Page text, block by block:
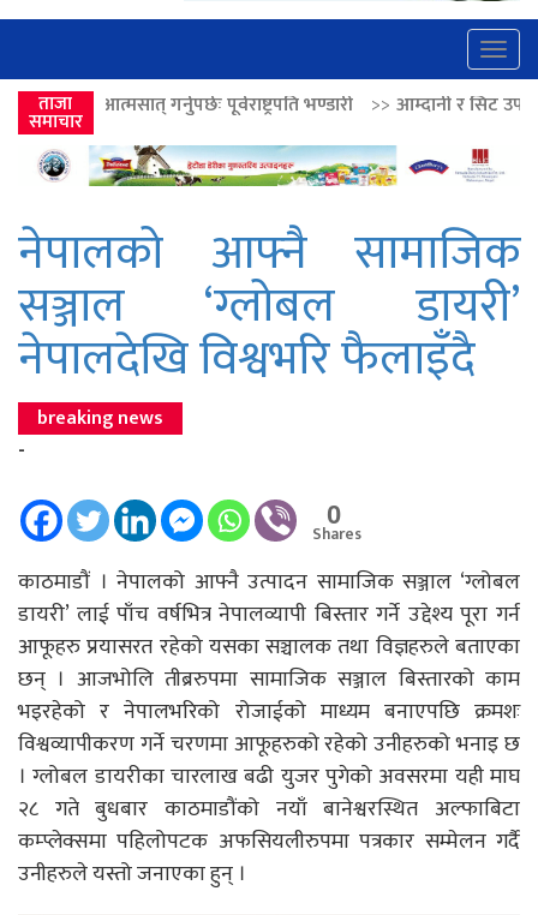
ताजा
समाचार
>> आम्दानी र सिट उपयोगितामा सुधार, निगमलाई आत्मनिर्भर बनाउने
नेपालको आफ्नै सामाजिक
सञ्जाल ‘ग्लोबल डायरी’
नेपालदेखि विश्वभरि फैलाइँदै
breaking news
-
0
Shares
काठमाडौं । नेपालको आफ्नै उत्पादन सामाजिक सञ्जाल ‘ग्लोबल
डायरी’ लाई पाँच वर्षभित्र नेपालव्यापी बिस्तार गर्ने उद्देश्य पूरा गर्न
आफूहरु प्रयासरत रहेको यसका सञ्चालक तथा विज्ञहरुले बताएका
छन् । आजभोलि तीब्ररुपमा सामाजिक सञ्जाल बिस्तारको काम
भइरहेको र नेपालभरिको रोजाईको माध्यम बनाएपछि क्रमशः
विश्वव्यापीकरण गर्ने चरणमा आफूहरुको रहेको उनीहरुको भनाइ छ
। ग्लोबल डायरीका चारलाख बढी युजर पुगेको अवसरमा यही माघ
२८ गते बुधबार काठमाडौंको नयाँ बानेश्वरस्थित अल्फाबिटा
कम्प्लेक्समा पहिलोपटक अफसियलीरुपमा पत्रकार सम्मेलन गर्दै
उनीहरुले यस्तो जनाएका हुन् ।